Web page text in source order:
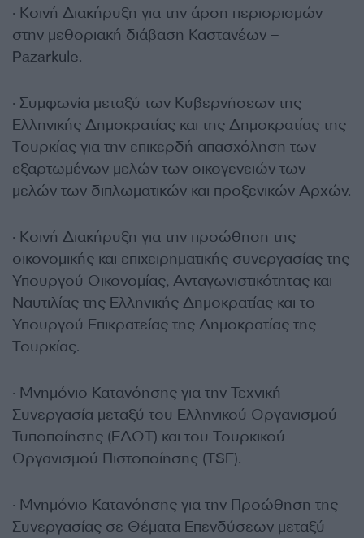
· Κοινή Διακήρυξη για την άρση περιορισμών
στην μεθοριακή διάβαση Καστανέων –
Pazarkule.
· Συμφωνία μεταξύ των Κυβερνήσεων της
Ελληνικής Δημοκρατίας και της Δημοκρατίας της
Τουρκίας για την επικερδή απασχόληση των
εξαρτωμένων μελών των οικογενειών των
μελών των διπλωματικών και προξενικών Αρχών.
· Κοινή Διακήρυξη για την προώθηση της
οικονομικής και επιχειρηματικής συνεργασίας της
Υπουργού Οικονομίας, Ανταγωνιστικότητας και
Ναυτιλίας της Ελληνικής Δημοκρατίας και το
Υπουργού Επικρατείας της Δημοκρατίας της
Τουρκίας.
· Μνημόνιο Κατανόησης για την Τεχνική
Συνεργασία μεταξύ του Ελληνικού Οργανισμού
Τυποποίησης (ΕΛΟΤ) και του Τουρκικού
Οργανισμού Πιστοποίησης (TSE).
· Μνημόνιο Κατανόησης για την Προώθηση της
Συνεργασίας σε Θέματα Επενδύσεων μεταξύ